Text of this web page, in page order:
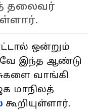
தலைவர்
ஒன்றும்
இந்த ஆண்டு
வாங்கி
மாநிலத்
கூறியுள்ளார்.